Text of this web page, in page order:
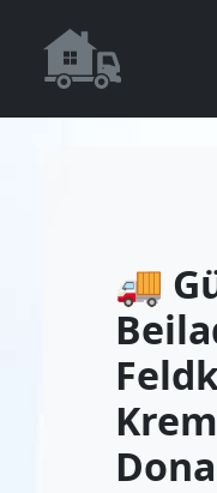
🚚